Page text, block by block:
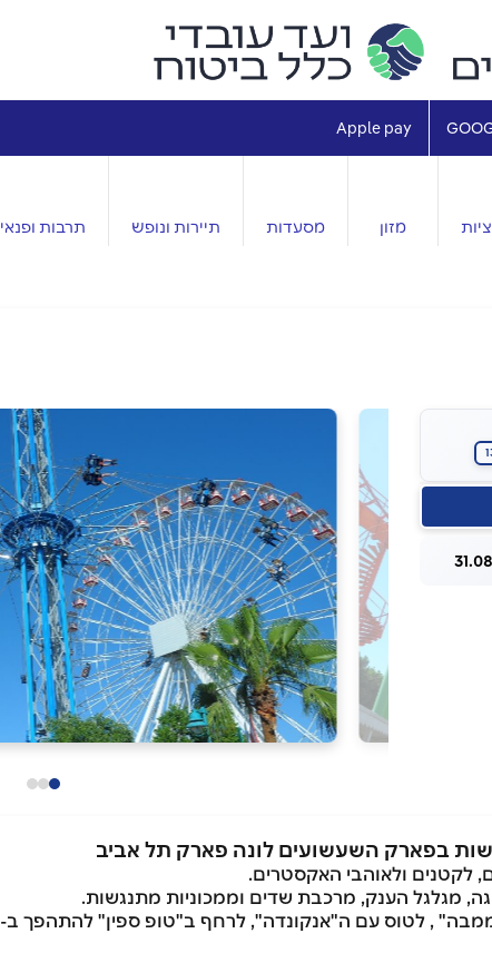
Apple pay
מזון מסעדות תיירות ונופש תרבות ופנאי
בפארק השעשועים לונה פארק תל אביב
לקטנים ולאוהבי האקסטרים.
מגלגל הענק, מרכבת שדים וממכוניות מתנגשות.